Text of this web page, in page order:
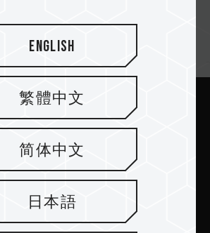
Suscríbete al boletín
Enviar
English
繁體中文
简体中文
日本語